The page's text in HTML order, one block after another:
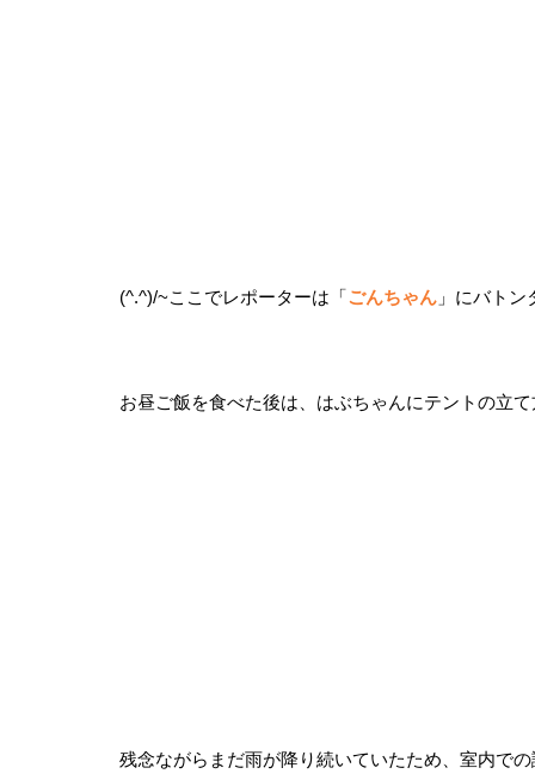
(^.^)/~ここでレポーターは「ごんちゃん 」にバト
お昼ご飯を食べた後は、はぶちゃんにテントの立
残念ながらまだ雨が降り続いていたため、室内で